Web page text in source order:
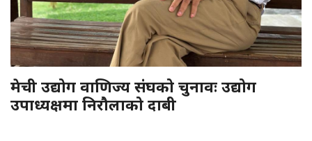
मेची उद्योग वाणिज्य संघको चुनावः उद्योग
उपाध्यक्षमा निरौलाको दाबी